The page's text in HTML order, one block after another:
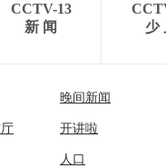
CCTV-13
新 闻
少
晚间新闻
开讲啦
人口